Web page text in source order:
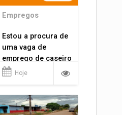
Empregos
Estou a procura de
uma vaga de
emprego de caseiro
em porto velho
Hoje